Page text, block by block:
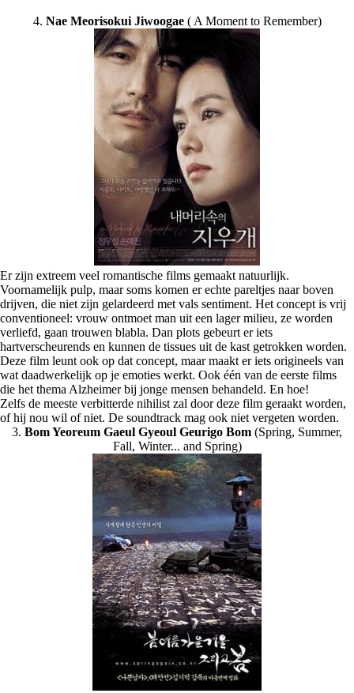
4. Nae Meorisokui Jiwoogae ( A Moment to Remember)
Er zijn extreem veel romantische films gemaakt natuurlijk.
Voornamelijk pulp, maar soms komen er echte pareltjes naar boven
drijven, die niet zijn gelardeerd met vals sentiment. Het concept is vrij
conventioneel: vrouw ontmoet man uit een lager milieu, ze worden
verliefd, gaan trouwen blabla. Dan plots gebeurt er iets
hartverscheurends en kunnen de tissues uit de kast getrokken worden.
Deze film leunt ook op dat concept, maar maakt er iets origineels van
wat daadwerkelijk op je emoties werkt. Ook één van de eerste films
die het thema Alzheimer bij jonge mensen behandeld. En hoe!
Zelfs de meeste verbitterde nihilist zal door deze film geraakt worden,
of hij nou wil of niet. De soundtrack mag ook niet vergeten worden.
3. Bom Yeoreum Gaeul Gyeoul Geurigo Bom (Spring, Summer,
Fall, Winter... and Spring)